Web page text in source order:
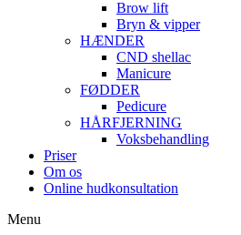
Brow lift
Bryn & vipper
HÆNDER
CND shellac
Manicure
FØDDER
Pedicure
HÅRFJERNING
Voksbehandling
Priser
Om os
Online hudkonsultation
Menu